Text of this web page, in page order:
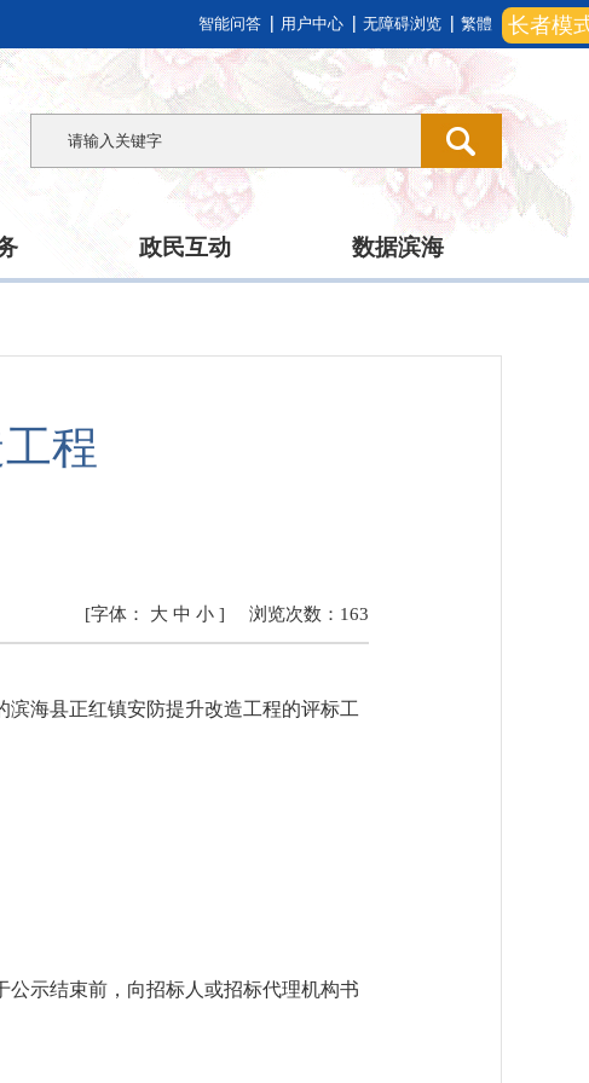
长者模
智能问答 用户中心 无障碍浏览 繁體
政民互动 数据滨海
程
浏览次数： 163
[字体： 大 中 小 ]
海县正红镇安防提升改造工程的评标工
公示结束前，向招标人或招标代理机构书